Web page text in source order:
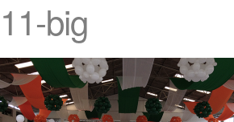
11-big